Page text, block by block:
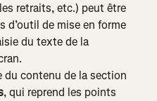
retraits, etc.) peut être
d’outil de mise en forme
du texte de la
contenu de la section
, qui reprend les points